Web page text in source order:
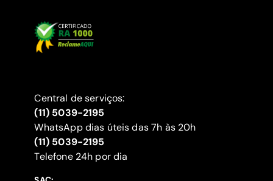
Central de serviços:
(11) 5039-2195
WhatsApp dias úteis das 7h às 20h
(11) 5039-2195
‍Telefone 24h por dia